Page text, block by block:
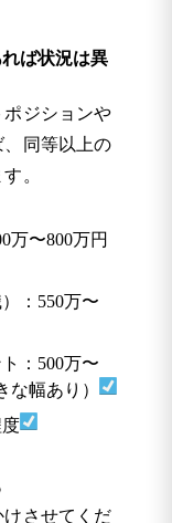
ば状況は異
ジションや
同等以上の
。
万〜800万円
：550万〜
：500万〜
な幅あり）
させてくだ